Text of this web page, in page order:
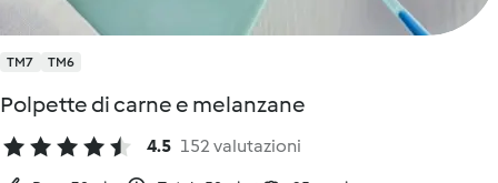
TM7 TM6
Polpette di carne e melanzane
4.5 152 valutazioni